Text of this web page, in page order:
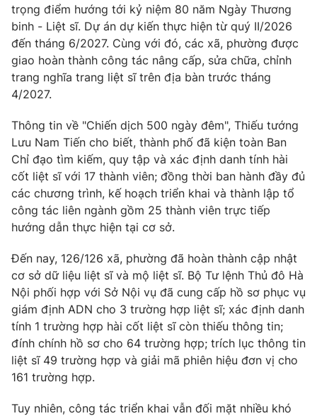
Tổng Biên tập:Vũ Thanh Thủy
Phó Tổng Biên tập: Nguyễn Thị Mỹ Hạnh, Phạm Quốc Thắng,
Nguyễn Trọng Ninh
Tổng đài VTV:024.38 355 931 - 024.38 355 932
Ðiện thoại Thời báo VTV: 024.66 897 897
Email:toasoan@vtv.vn
Liên hệ quảng cáo:024-7300.7108
® Cấm sao chép dưới mọi hình thức nếu không có sự chấp
thuận bằng văn bản. Ghi rõ nguồn VTV.vn khi phát hành lại
thông tin từ website này.
trọng điểm hướng tới kỷ niệm 80 năm Ngày Thương
binh - Liệt sĩ. Dự án dự kiến thực hiện từ quý II/2026
đến tháng 6/2027. Cùng với đó, các xã, phường được
giao hoàn thành công tác nâng cấp, sửa chữa, chỉnh
trang nghĩa trang liệt sĩ trên địa bàn trước tháng
4/2027.
Thông tin về "Chiến dịch 500 ngày đêm", Thiếu tướng
Lưu Nam Tiến cho biết, thành phố đã kiện toàn Ban
Chỉ đạo tìm kiếm, quy tập và xác định danh tính hài
cốt liệt sĩ với 17 thành viên; đồng thời ban hành đầy đủ
các chương trình, kế hoạch triển khai và thành lập tổ
công tác liên ngành gồm 25 thành viên trực tiếp
hướng dẫn thực hiện tại cơ sở.
Đến nay, 126/126 xã, phường đã hoàn thành cập nhật
cơ sở dữ liệu liệt sĩ và mộ liệt sĩ. Bộ Tư lệnh Thủ đô Hà
Nội phối hợp với Sở Nội vụ đã cung cấp hồ sơ phục vụ
giám định ADN cho 3 trường hợp liệt sĩ; xác định danh
tính 1 trường hợp hài cốt liệt sĩ còn thiếu thông tin;
đính chính hồ sơ cho 64 trường hợp; trích lục thông tin
liệt sĩ 49 trường hợp và giải mã phiên hiệu đơn vị cho
161 trường hợp.
Tuy nhiên, công tác triển khai vẫn đối mặt nhiều khó